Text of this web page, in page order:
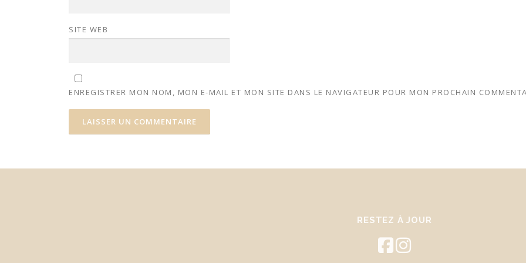
SITE WEB
ENREGISTRER MON NOM, MON E-MAIL ET MON SITE DANS LE NAVIGATEUR POUR MON PROCHAIN
RESTEZ À JOUR